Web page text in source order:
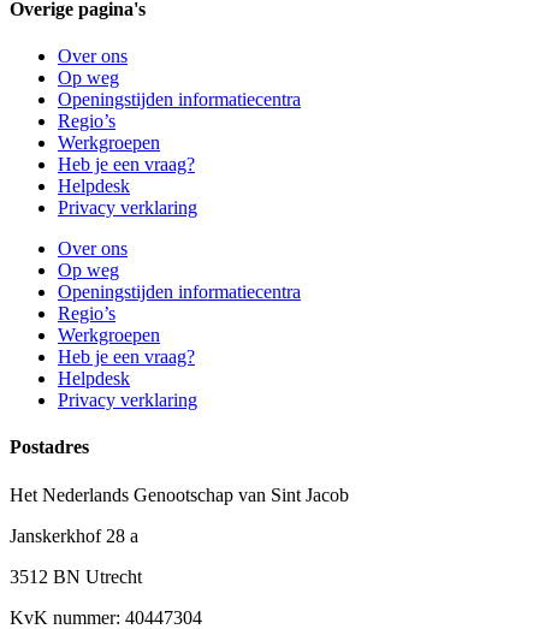
Overige pagina's
Over ons
Op weg
Openingstijden informatiecentra
Regio’s
Werkgroepen
Heb je een vraag?
Helpdesk
Privacy verklaring
Over ons
Op weg
Openingstijden informatiecentra
Regio’s
Werkgroepen
Heb je een vraag?
Helpdesk
Privacy verklaring
Postadres
Het Nederlands Genootschap van Sint Jacob
Janskerkhof 28 a
3512 BN Utrecht
KvK nummer: 40447304